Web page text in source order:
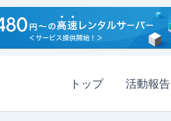
トップ 活動報告